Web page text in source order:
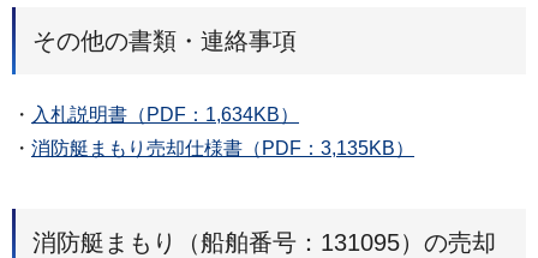
その他の書類・連絡事項
・ 入札説明書（PDF：1,634KB）
・ 消防艇まもり売却仕様書（PDF：3,135KB）
消防艇まもり（船舶番号：131095）の売却